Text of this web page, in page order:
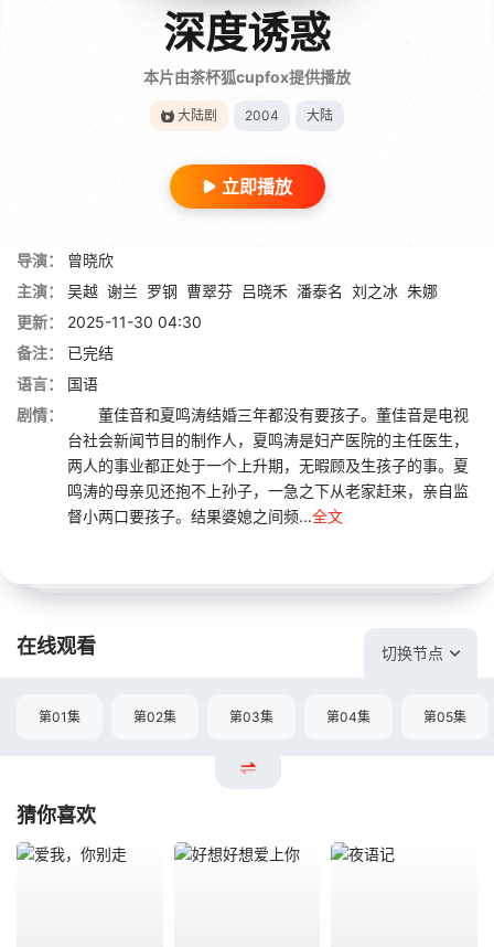
深度诱惑
本片由茶杯狐cupfox提供播放
大陆剧 2004 大陆
立即播放
导演：
曾晓欣
主演：
吴越 谢兰 罗钢 曹翠芬 吕晓禾 潘泰名 刘之冰 朱娜
更新：
2025-11-30 04:30
备注：
已完结
语言：
国语
剧情：
董佳音和夏鸣涛结婚三年都没有要孩子。董佳音是电视
台社会新闻节目的制作人，夏鸣涛是妇产医院的主任医生，
两人的事业都正处于一个上升期，无暇顾及生孩子的事。夏
鸣涛的母亲见还抱不上孙子，一急之下从老家赶来，亲自监
督小两口要孩子。结果婆媳之间频...全文
在线观看 切换节点
第01集 第02集 第03集 第04集 第05集
猜你喜欢